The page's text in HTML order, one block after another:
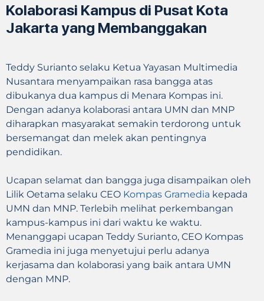
Kolaborasi Kampus di Pusat Kota
Jakarta yang Membanggakan
Teddy Surianto selaku Ketua Yayasan Multimedia
Nusantara menyampaikan rasa bangga atas
dibukanya dua kampus di Menara Kompas ini.
Dengan adanya kolaborasi antara UMN dan MNP
diharapkan masyarakat semakin terdorong untuk
bersemangat dan melek akan pentingnya
pendidikan.
Ucapan selamat dan bangga juga disampaikan oleh
Lilik Oetama selaku CEO Kompas Gramedia kepada
UMN dan MNP. Terlebih melihat perkembangan
kampus-kampus ini dari waktu ke waktu.
Menanggapi ucapan Teddy Surianto, CEO Kompas
Gramedia ini juga menyetujui perlu adanya
kerjasama dan kolaborasi yang baik antara UMN
dengan MNP.